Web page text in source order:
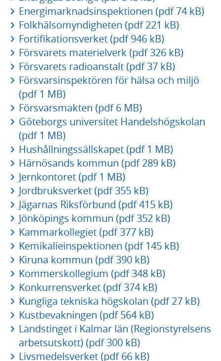
Energimarknadsinspektionen (pdf 74 kB)
Folkhälsomyndigheten (pdf 221 kB)
Fortifikationsverket (pdf 946 kB)
Försvarets materielverk (pdf 326 kB)
Försvarets radioanstalt (pdf 37 kB)
Försvarsinspektören för hälsa och miljö
(pdf 1 MB)
Försvarsmakten (pdf 6 MB)
Göteborgs universitet Handelshögskolan
(pdf 1 MB)
Hushållningssällskapet (pdf 1 MB)
Härnösands kommun (pdf 289 kB)
Jernkontoret (pdf 1 MB)
Jordbruksverket (pdf 355 kB)
Jägarnas Riksförbund (pdf 415 kB)
Jönköpings kommun (pdf 352 kB)
Kammarkollegiet (pdf 377 kB)
Kemikalieinspektionen (pdf 145 kB)
Kiruna kommun (pdf 390 kB)
Kommerskollegium (pdf 348 kB)
Konkurrensverket (pdf 374 kB)
Kungliga tekniska högskolan (pdf 27 kB)
Kustbevakningen (pdf 564 kB)
Landstinget i Kalmar län (Regionstyrelsens
arbetsutskott) (pdf 300 kB)
Livsmedelsverket (pdf 66 kB)